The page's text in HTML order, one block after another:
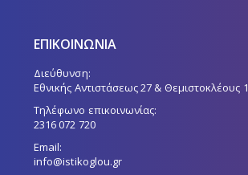
ΕΠΙΚΟΙΝΩΝΙΑ
Διεύθυνση:
Εθνικής Αντιστάσεως 27 & Θεμιστοκλέους 1
Τηλέφωνο επικοινωνίας:
2316 072 720
Email:
info@istikoglou.gr